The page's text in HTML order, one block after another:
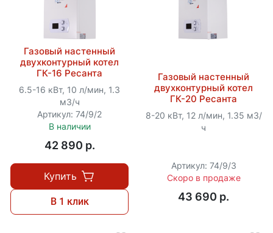
Газовый настенный
двухконтурный котел
ГК-16 Ресанта
6.5-16 кВт, 10 л/мин, 1.3
м3/ч
Артикул: 74/9/2
В наличии
42 890 p.
Купить
В 1 клик
Газовый настенный
двухконтурный котел
ГК-20 Ресанта
8-20 кВт, 12 л/мин, 1.35 м3/
ч
Артикул: 74/9/3
Скоро в продаже
43 690 p.